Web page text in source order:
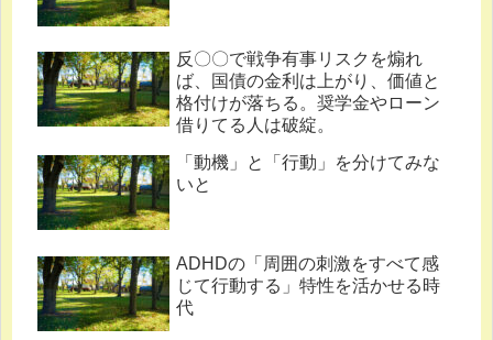
反〇〇で戦争有事リスクを煽れ
ば、国債の金利は上がり、価値と
格付けが落ちる。奨学金やローン
借りてる人は破綻。
「動機」と「行動」を分けてみな
いと
ADHDの「周囲の刺激をすべて感
じて行動する」特性を活かせる時
代